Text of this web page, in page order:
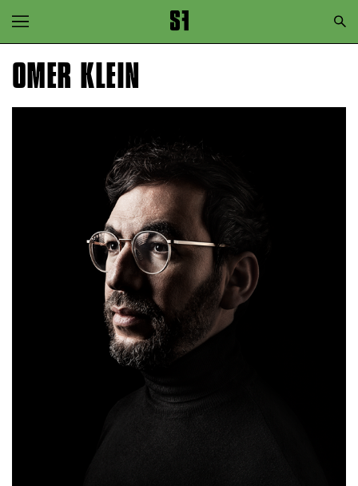
Zur Hauptnavigation springen
Zum Hauptinhalt springen
OMER KLEIN